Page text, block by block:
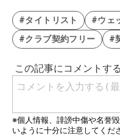
#タイトリスト #ウェ
#クラブ契約フリー
#